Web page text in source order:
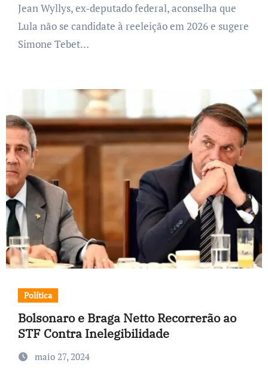
Jean Wyllys, ex-deputado federal, aconselha que
Lula não se candidate à reeleição em 2026 e sugere
Simone Tebet…
Política
Bolsonaro e Braga Netto Recorrerão ao
STF Contra Inelegibilidade
maio 27, 2024